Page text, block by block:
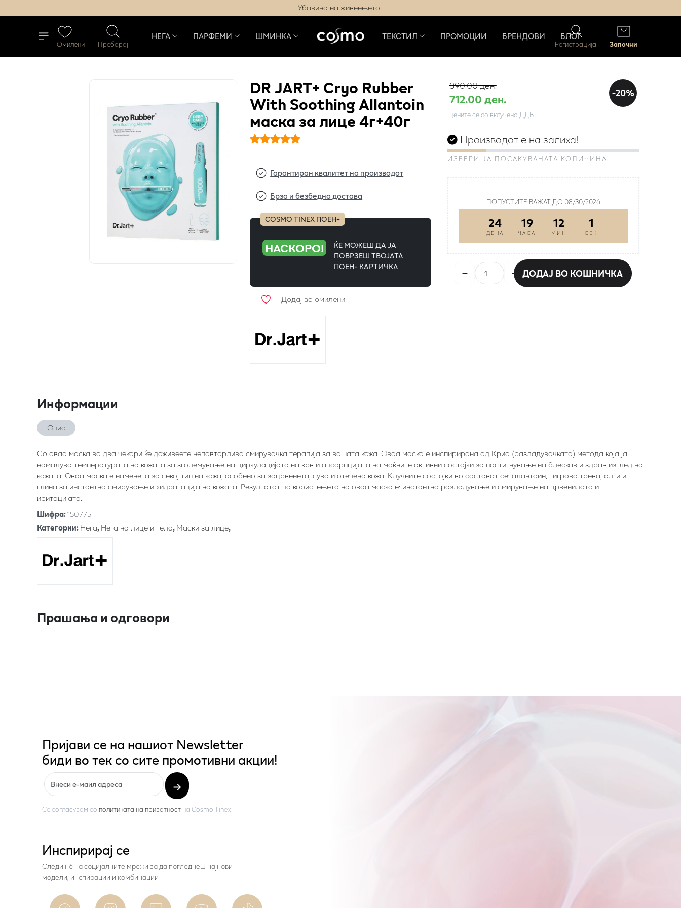
Убавина на живеењето !
Омилени Пребарај
НЕГА ПАРФЕМИ ШМИНКА ТЕКСТИЛ ПРОМОЦИИ БРЕНДОВИ БЛОГ
Регистрација Започни
DR JART+ Cryo Rubber
With Soothing Allantoin
маска за лице 4г+40г
Гарантиран квалитет на производот
Брза и безбедна достава
COSMO TINEX ПОЕН+
НАСКОРО!
ЌЕ МОЖЕШ ДА ЈА
ПОВРЗЕШ ТВОЈАТА
ПОЕН+ КАРТИЧКА
Додај во омилени
890.00 ден.
712.00 ден. -20%
цените се со вклучено ДДВ
Производот е на залиха!
ИЗБЕРИ ЈА ПОСАКУВАНАТА КОЛИЧИНА
ПОПУСТИТЕ ВАЖАТ ДО 08/30/2026
24
ДЕНА
19
ЧАСА
12
МИН
0
СЕК
ДОДАЈ ВО КОШНИЧКА
Информации
Опис
Со оваа маска во два чекори ќе доживеете неповторлива смирувачка терапија за вашата кожа. Оваа маска е инспирирана од Крио (разладувачката) метода која ја
намалува температурата на кожата за зголемување на циркулацијата на крв и апсорпцијата на моќните активни состојки за постигнување на блескав и здрав изглед на
кожата. Оваа маска е наменета за секој тип на кожа, особено за зацрвенета, сува и отечена кожа. Клучните состојки во составот се: алантоин, тигрова трева, алги и
глина за инстантно смирување и хидратација на кожата. Резултатот по користењето на оваа маска е: инстантно разладување и смирување на црвенилото и
иритацијата.
Шифра:150775
Категории:Нега,Нега на лице и тело,Маски за лице,
Прашања и одговори
Пријави се на нашиот Newsletter
биди во тек со сите промотивни акции!
Се согласувам со политиката на приватност на Cosmo Tinex
Инспирирај се
Следи нѐ на социјалните мрежи за да погледнеш најнови
модели, инспирации и комбинации